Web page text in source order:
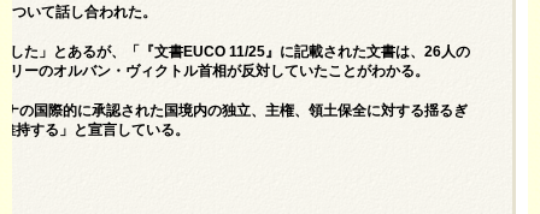
ついて話し合われた。
た」とあるが、「『文書EUCO 11/25』に記載された文書は、26人の
ーのオルバン・ヴィクトル首相が反対していたことがわかる。
の国際的に承認された国境内の独立、主権、領土保全に対する揺るぎ
持する」と宣言している。